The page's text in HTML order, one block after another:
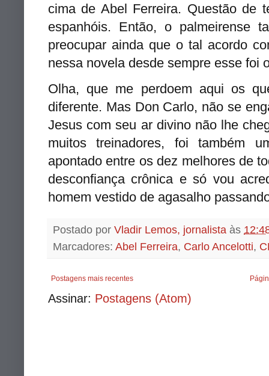
cima de Abel Ferreira. Questão de
espanhóis. Então, o palmeirense
preocupar ainda que o tal acordo
nessa novela desde sempre esse foi
Olha, que me perdoem aqui os
diferente. Mas Don Carlo, não se
Jesus com seu ar divino não lhe
muitos treinadores, foi também
apontado entre os dez melhores de
desconfiança crônica e só vou
homem vestido de agasalho
Postado por Vladir Lemos, jornalista às
Marcadores: Abel Ferreira, Carlo Ancelotti,
Postagens mais recentes
Assinar: Postagens (Atom)